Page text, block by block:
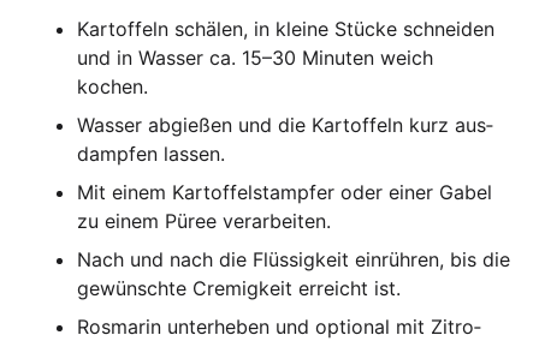
Kar­tof­feln schä­len, in klei­ne Stü­cke schnei­den
und in Was­ser ca. 15–30 Minu­ten weich
kochen.
Was­ser abgie­ßen und die Kar­tof­feln kurz aus­
damp­fen lassen.
Mit einem Kar­tof­fel­stamp­fer oder einer Gabel
zu einem Püree verarbeiten.
Nach und nach die Flüs­sig­keit ein­rüh­ren, bis die
gewünsch­te Cre­mig­keit erreicht ist.
Ros­ma­rin unter­he­ben und optio­nal mit Zitro­